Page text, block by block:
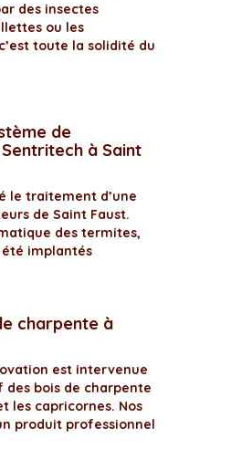
des insectes
ou les
toute la solidité du
de
à Saint
le traitement d’une
de Saint Faust.
des termites,
implantés
charpente à
est intervenue
bois de charpente
les capricornes. Nos
produit professionnel